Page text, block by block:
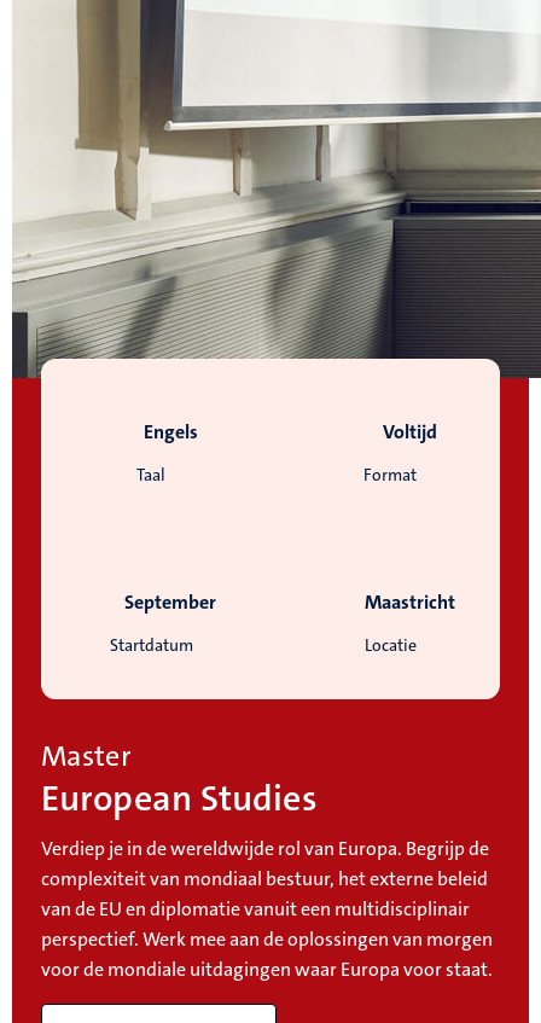
Taal
Engels
Format
Voltijd
Startdatum
September
Locatie
Maastricht
Master
European Studies
Verdiep je in de wereldwijde rol van Europa. Begrijp de
complexiteit van mondiaal bestuur, het externe beleid
van de EU en diplomatie vanuit een multidisciplinair
perspectief. Werk mee aan de oplossingen van morgen
voor de mondiale uitdagingen waar Europa voor staat.